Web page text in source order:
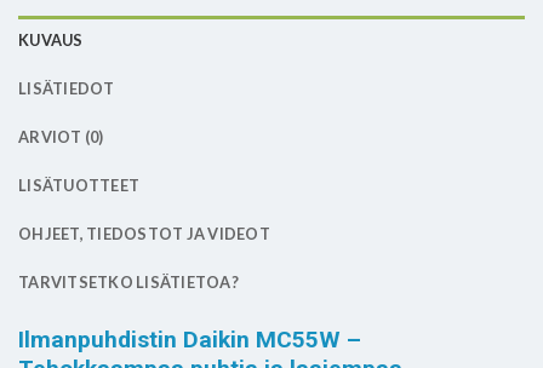
KUVAUS
LISÄTIEDOT
ARVIOT (0)
LISÄTUOTTEET
OHJEET, TIEDOSTOT JA VIDEOT
TARVITSETKO LISÄTIETOA?
Ilmanpuhdistin Daikin MC55W –